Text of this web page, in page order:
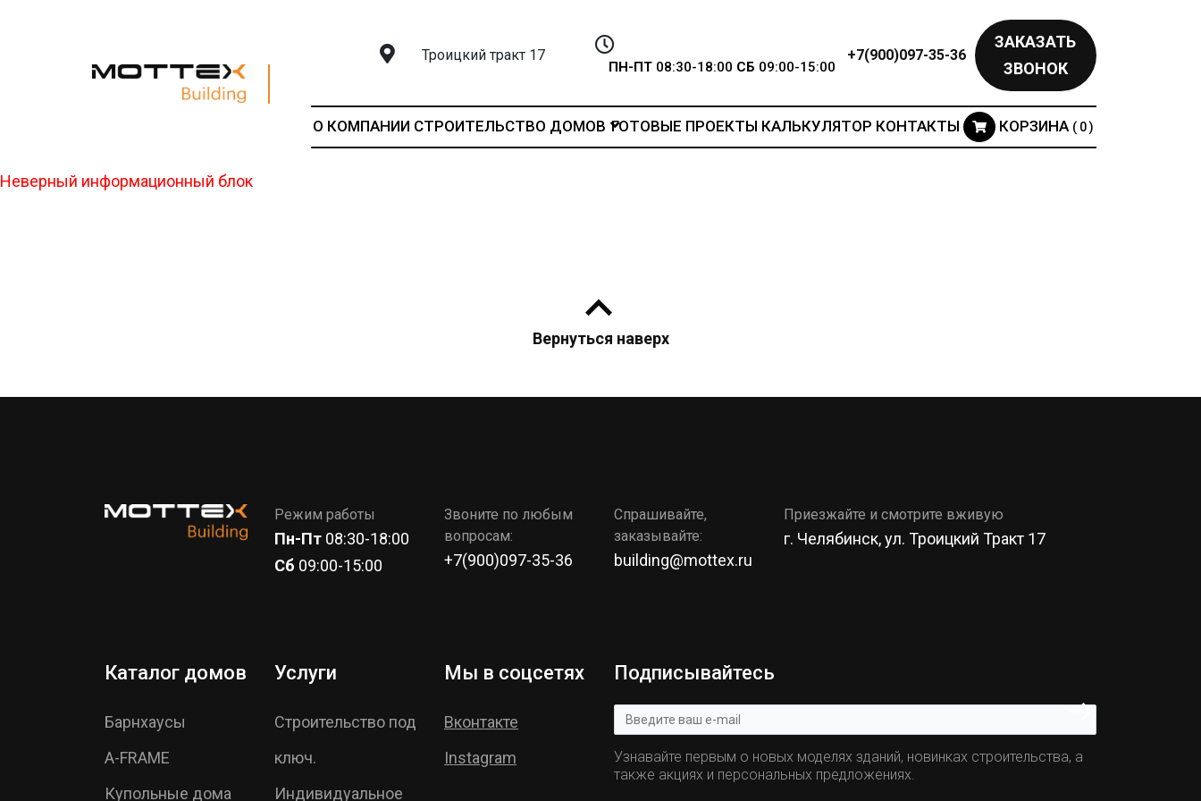
Троицкий тракт 17
ПН-ПТ 08:30-18:00 СБ 09:00-15:00
+7(900)097-35-36
ЗАКАЗАТЬ
ЗВОНОК
О КОМПАНИИ СТРОИТЕЛЬСТВО ДОМОВ ГОТОВЫЕ ПРОЕКТЫ КАЛЬКУЛЯТОР КОНТАКТЫ КОРЗИНА ( 0 )
Неверный информационный блок
Вернуться наверх
Режим работы
Пн-Пт 08:30-18:00
Сб 09:00-15:00
Звоните по любым
вопросам:
+7(900)097-35-36
Спрашивайте,
заказывайте:
building@mottex.ru
Приезжайте и смотрите вживую
г. Челябинск, ул. Троицкий Тракт 17
Каталог домов
Барнхаусы
A-FRAME
Купольные дома
Услуги
Строительство под
ключ.
Индивидуальное
Мы в соцсетях
Вконтакте
Instagram
Подписывайтесь
Узнавайте первым о новых моделях зданий, новинках строительства, а
также акциях и персональных предложениях.